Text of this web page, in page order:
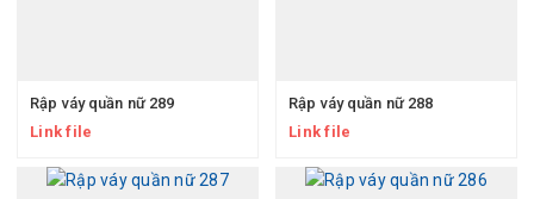
Rập váy quần nữ 289
Link file
Rập váy quần nữ 288
Link file